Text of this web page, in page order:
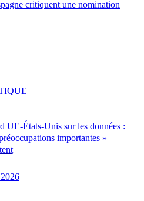
critiquent une nomination
UE-États-Unis sur les données :
importantes »